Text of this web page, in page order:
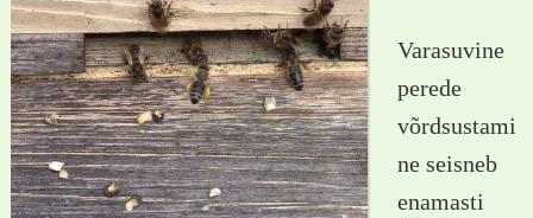
Varasuvine
perede
võrdsustami
ne seisneb
enamasti